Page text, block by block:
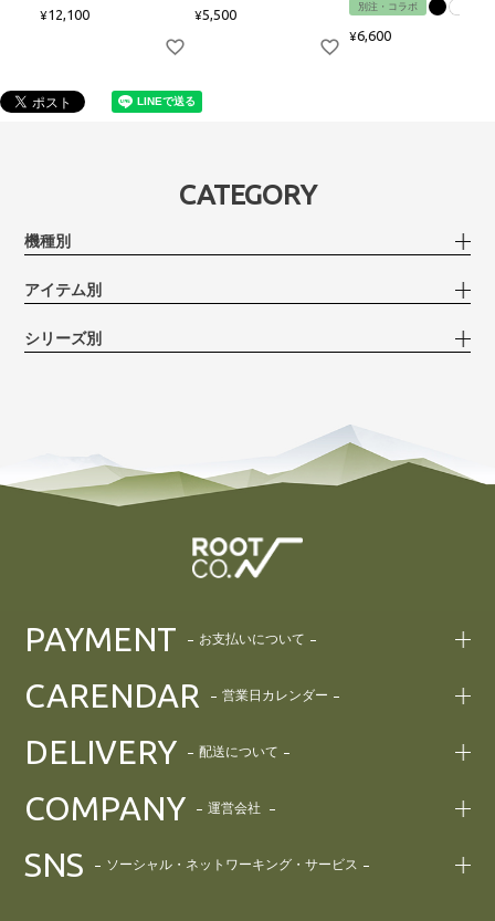
¥12,100 ¥5,500 別注・コラボ
¥6,600
CATEGORY
機種別
アイテム別
シリーズ別
PAYMENT お支払いについて
CARENDAR 営業日カレンダー
DELIVERY 配送について
COMPANY 運営会社
SNS ソーシャル・ネットワーキング・サービス